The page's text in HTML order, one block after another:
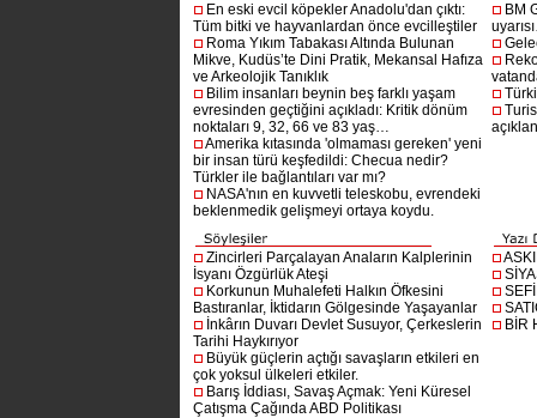
En eski evcil köpekler Anadolu'dan çıktı:
Tüm bitki ve hayvanlardan önce evcilleştiler
Roma Yıkım Tabakası Altında Bulunan
Mikve, Kudüs’te Dini Pratik, Mekansal Hafıza
ve Arkeolojik Tanıklık
Bilim insanları beynin beş farklı yaşam
evresinden geçtiğini açıkladı: Kritik dönüm
noktaları 9, 32, 66 ve 83 yaş…
Amerika kıtasında 'olmaması gereken' yeni
bir insan türü keşfedildi: Checua nedir?
Türkler ile bağlantıları var mı?
NASA'nın en kuvvetli teleskobu, evrendeki
beklenmedik gelişmeyi ortaya koydu.
BM
Zincirleri Parçalayan Anaların Kalplerinin
İsyanı Özgürlük Ateşi
Korkunun Muhalefeti Halkın Öfkesini
Bastıranlar, İktidarın Gölgesinde Yaşayanlar
İnkârın Duvarı Devlet Susuyor, Çerkeslerin
Tarihi Haykırıyor
Büyük güçlerin açtığı savaşların etkileri en
çok yoksul ülkeleri etkiler.
Barış İddiası, Savaş Açmak: Yeni Küresel
Çatışma Çağında ABD Politikası
BİR